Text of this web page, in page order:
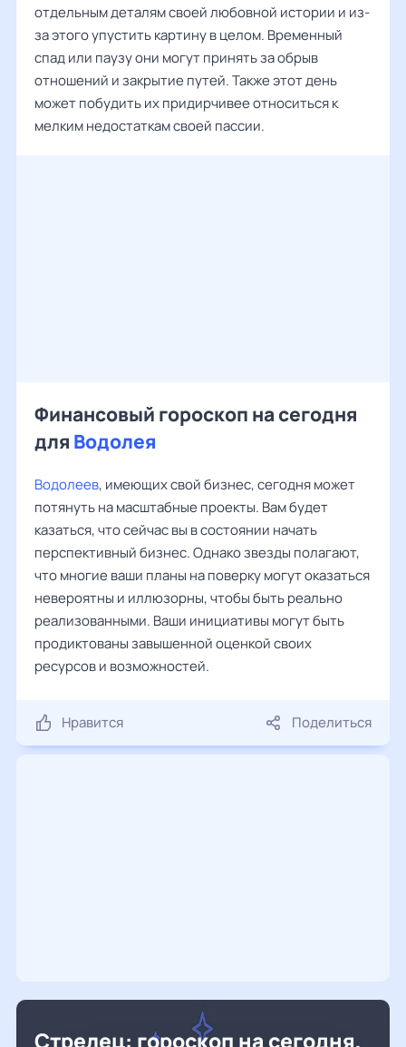
отдельным деталям своей любовной истории и из-
за этого упустить картину в целом. Временный
спад или паузу они могут принять за обрыв
отношений и закрытие путей. Также этот день
может побудить их придирчивее относиться к
мелким недостаткам своей пассии.
Финансовый гороскоп на сегодня
для Водолея
Водолеев, имеющих свой бизнес, сегодня может
потянуть на масштабные проекты. Вам будет
казаться, что сейчас вы в состоянии начать
перспективный бизнес. Однако звезды полагают,
что многие ваши планы на поверку могут оказаться
невероятны и иллюзорны, чтобы быть реально
реализованными. Ваши инициативы могут быть
продиктованы завышенной оценкой своих
ресурсов и возможностей.
Нравится Поделиться
Стрелец: гороскоп на сегодня,